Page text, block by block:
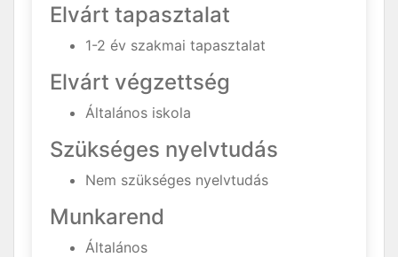
Elvárt tapasztalat
1-2 év szakmai tapasztalat
Elvárt végzettség
Általános iskola
Szükséges nyelvtudás
Nem szükséges nyelvtudás
Munkarend
Általános